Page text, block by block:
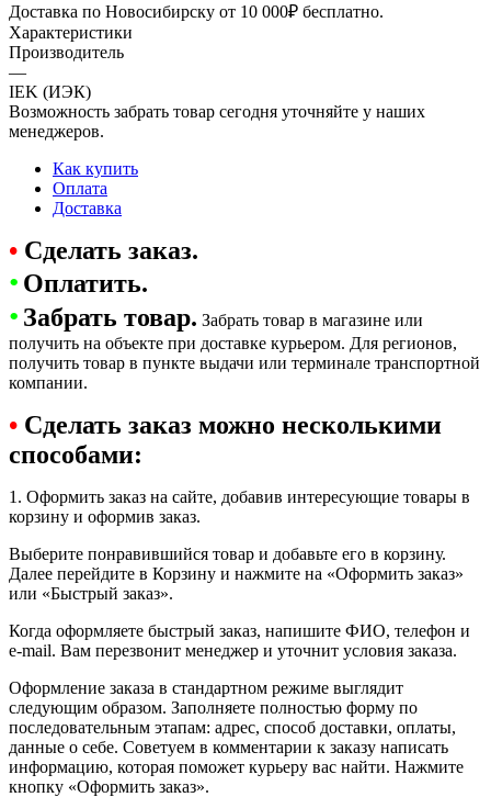
Доставка по Новосибирску от 10 000₽ бесплатно.
Характеристики
Производитель
—
IEK (ИЭК)
Возможность забрать товар сегодня уточняйте у наших
менеджеров.
Как купить
Оплата
Доставка
• Сделать заказ.
• Оплатить.
• Забрать товар. Забрать товар в магазине или
получить на объекте при доставке курьером. Для регионов,
получить товар в пункте выдачи или терминале транспортной
компании.
• Сделать заказ можно несколькими
способами:
1. Оформить заказ на сайте, добавив интересующие товары в
корзину и оформив заказ.
Выберите понравившийся товар и добавьте его в корзину.
Далее перейдите в Корзину и нажмите на «Оформить заказ»
или «Быстрый заказ».
Когда оформляете быстрый заказ, напишите ФИО, телефон и
e-mail. Вам перезвонит менеджер и уточнит условия заказа.
Оформление заказа в стандартном режиме выглядит
следующим образом. Заполняете полностью форму по
последовательным этапам: адрес, способ доставки, оплаты,
данные о себе. Советуем в комментарии к заказу написать
информацию, которая поможет курьеру вас найти. Нажмите
кнопку «Оформить заказ».